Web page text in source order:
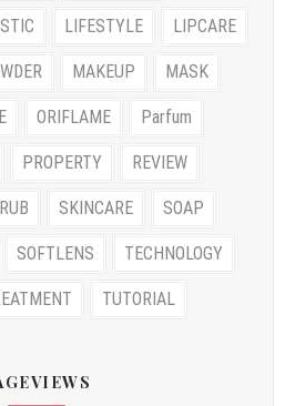
LIFESTYLE LIPCARE
MAKEUP MASK
ORIFLAME Parfum
PROPERTY REVIEW
SKINCARE SOAP
SOFTLENS TECHNOLOGY
TUTORIAL